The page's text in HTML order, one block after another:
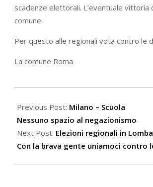
scadenze elettorali. L’eventuale
comune.
Per questo alle regionali vota contro le
La comune Roma
02-
03
Previous Post: Milano – Scuola
Nessuno spazio al negazionismo
Next Post: Elezioni regionali in
Con la brava gente uniamoci contro